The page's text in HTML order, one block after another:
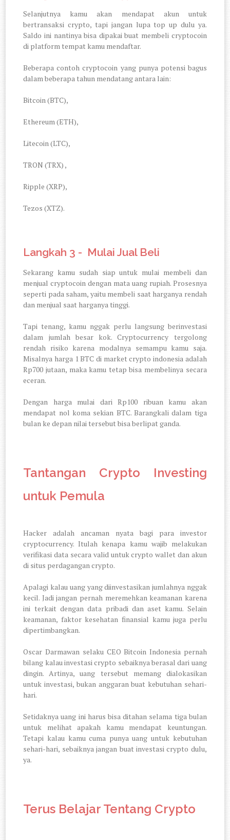
Selanjutnya kamu akan mendapat akun untuk
bertransaksi crypto, tapi jangan lupa top up dulu ya.
Saldo ini nantinya bisa dipakai buat membeli cryptocoin
di platform tempat kamu mendaftar.
Beberapa contoh cryptocoin yang punya potensi bagus
dalam beberapa tahun mendatang antara lain:
Bitcoin (BTC),
Ethereum (ETH),
Litecoin (LTC),
TRON (TRX) ,
Ripple (XRP),
Tezos (XTZ).
Langkah 3 - Mulai Jual Beli
Sekarang kamu sudah siap untuk mulai membeli dan
menjual cryptocoin dengan mata uang rupiah. Prosesnya
seperti pada saham, yaitu membeli saat harganya rendah
dan menjual saat harganya tinggi.
Tapi tenang, kamu nggak perlu langsung berinvestasi
dalam jumlah besar kok. Cryptocurrency tergolong
rendah risiko karena modalnya semampu kamu saja.
Misalnya harga 1 BTC di market crypto indonesia adalah
Rp700 jutaan, maka kamu tetap bisa membelinya secara
eceran.
Dengan harga mulai dari Rp100 ribuan kamu akan
mendapat nol koma sekian BTC. Barangkali dalam tiga
bulan ke depan nilai tersebut bisa berlipat ganda.
Tantangan Crypto Investing
untuk Pemula
Hacker adalah ancaman nyata bagi para investor
cryptocurrency. Itulah kenapa kamu wajib melakukan
verifikasi data secara valid untuk crypto wallet dan akun
di situs perdagangan crypto.
Apalagi kalau uang yang diinvestasikan jumlahnya nggak
kecil. Jadi jangan pernah meremehkan keamanan karena
ini terkait dengan data pribadi dan aset kamu. Selain
keamanan, faktor kesehatan finansial kamu juga perlu
dipertimbangkan.
Oscar Darmawan selaku CEO Bitcoin Indonesia pernah
bilang kalau investasi crypto sebaiknya berasal dari uang
dingin. Artinya, uang tersebut memang dialokasikan
untuk investasi, bukan anggaran buat kebutuhan sehari-
hari.
Setidaknya uang ini harus bisa ditahan selama tiga bulan
untuk melihat apakah kamu mendapat keuntungan.
Tetapi kalau kamu cuma punya uang untuk kebutuhan
sehari-hari, sebaiknya jangan buat investasi crypto dulu,
ya.
Terus Belajar Tentang Crypto